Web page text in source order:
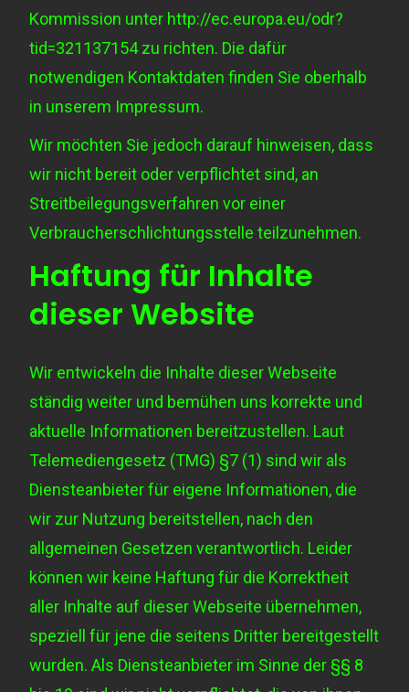
Kommission unter http://ec.europa.eu/odr?
tid=321137154zu richten. Die dafür
notwendigen Kontaktdaten finden Sie oberhalb
in unserem Impressum.
Wir möchten Sie jedoch darauf hinweisen, dass
wir nicht bereit oder verpflichtet sind, an
Streitbeilegungsverfahren vor einer
Verbraucherschlichtungsstelle teilzunehmen.
Haftung für Inhalte
dieser Website
Wir entwickeln die Inhalte dieser Webseite
ständig weiter und bemühen uns korrekte und
aktuelle Informationen bereitzustellen. Laut
Telemediengesetz (TMG) §7 (1) sind wir als
Diensteanbieter für eigene Informationen, die
wir zur Nutzung bereitstellen, nach den
allgemeinen Gesetzen verantwortlich. Leider
können wir keine Haftung für die Korrektheit
aller Inhalte auf dieser Webseite übernehmen,
speziell für jene die seitens Dritter bereitgestellt
wurden. Als Diensteanbieter im Sinne der §§ 8